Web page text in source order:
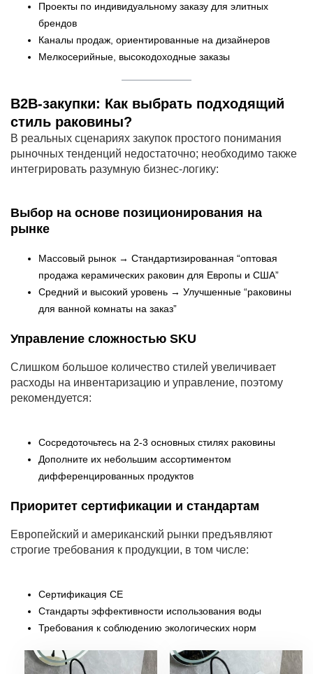
Проекты по индивидуальному заказу для элитных
брендов
Каналы продаж, ориентированные на дизайнеров
Мелкосерийные, высокодоходные заказы
B2B-закупки: Как выбрать подходящий
стиль раковины?
В реальных сценариях закупок простого понимания
рыночных тенденций недостаточно; необходимо также
интегрировать разумную бизнес-логику:
Выбор на основе позиционирования на
рынке
Массовый рынок → Стандартизированная “оптовая
продажа керамических раковин для Европы и США”
Средний и высокий уровень → Улучшенные “раковины
для ванной комнаты на заказ”
Управление сложностью SKU
Слишком большое количество стилей увеличивает
расходы на инвентаризацию и управление, поэтому
рекомендуется:
Сосредоточьтесь на 2-3 основных стилях раковины
Дополните их небольшим ассортиментом
дифференцированных продуктов
Приоритет сертификации и стандартам
Европейский и американский рынки предъявляют
строгие требования к продукции, в том числе:
Сертификация CE
Стандарты эффективности использования воды
Требования к соблюдению экологических норм